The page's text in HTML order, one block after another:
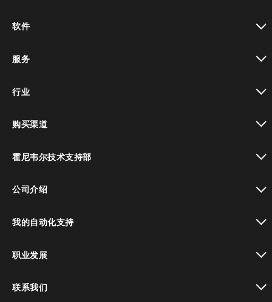
软件
服务
行业
购买渠道
霍尼韦尔技术支持部
公司介绍
我的自动化支持
职业发展
联系我们